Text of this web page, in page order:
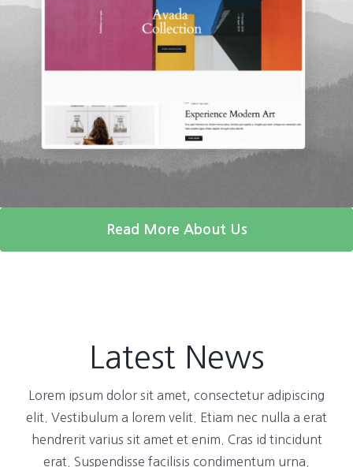
Read More About Us
Latest News
Lorem ipsum dolor sit amet, consectetur adipiscing
elit. Vestibulum a lorem velit. Etiam nec nulla a erat
hendrerit varius sit amet et enim. Cras id tincidunt
erat. Suspendisse facilisis condimentum urna.